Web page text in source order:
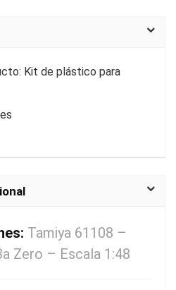
Kit de plástico para
Tamiya 61108 –
Zero – Escala 1:48